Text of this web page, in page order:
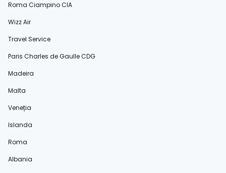
Roma Ciampino CIA
Wizz Air
Travel Service
Paris Charles de Gaulle CDG
Madeira
Malta
Veneția
Islanda
Roma
Albania